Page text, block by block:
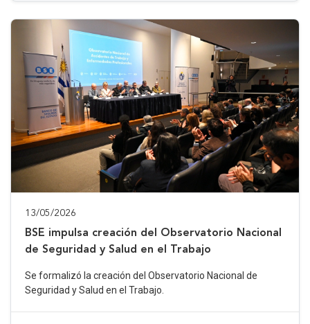
13/05/2026
BSE impulsa creación del Observatorio Nacional
de Seguridad y Salud en el Trabajo
Se formalizó la creación del Observatorio Nacional de
Seguridad y Salud en el Trabajo.